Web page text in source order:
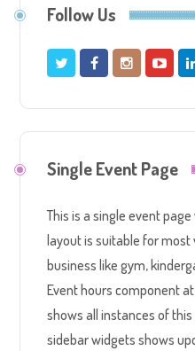
Follow Us
Single Event Page
This is a single event
layout is suitable for
business like gym,
Event hours component
shows all instances of
sidebar widgets shows